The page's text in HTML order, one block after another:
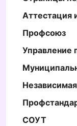
Аттестация
Профсоюз
Управление
СОУТ